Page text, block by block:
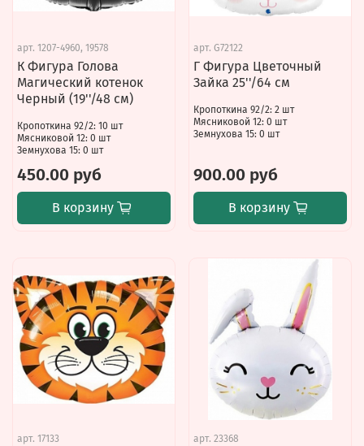
арт. 1207-4960, 19578
К Фигура Голова
Магический котенок
Черный (19''/48 см)
Кропоткина 92/2: 10 шт
Мясниковой 12: 0 шт
Земнухова 15: 0 шт
450.00 руб
В корзину
арт. G72122
Г Фигура Цветочный
Зайка 25''/64 см
Кропоткина 92/2: 2 шт
Мясниковой 12: 0 шт
Земнухова 15: 0 шт
900.00 руб
В корзину
арт. 17133 арт. 23368